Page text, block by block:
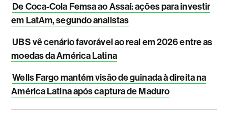
De Coca-Cola Femsa ao Assaí: ações para investir
em LatAm, segundo analistas
UBS vê cenário favorável ao real em 2026 entre as
moedas da América Latina
Wells Fargo mantém visão de guinada à direita na
América Latina após captura de Maduro